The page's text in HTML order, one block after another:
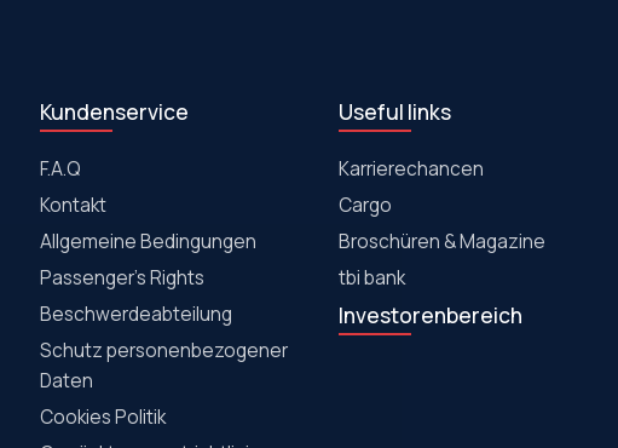
Kundenservice
F.A.Q
Kontakt
Allgemeine Bedingungen
Passenger's Rights
Beschwerdeabteilung
Schutz personenbezogener
Daten
Cookies Politik
Useful links
Karrierechancen
Cargo
Broschüren & Magazine
tbi bank
Investorenbereich